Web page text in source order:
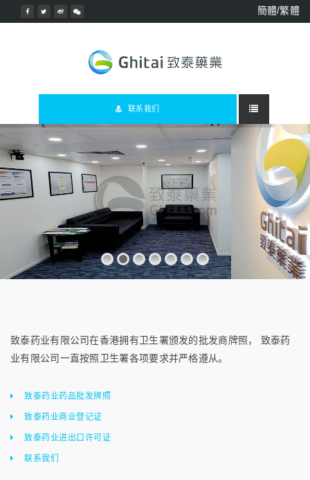
簡體/繁體
联系我们
致泰药业有限公司在香港拥有卫生署颁发的批发商牌照， 致泰药
业有限公司一直按照卫生署各项要求并严格遵从。
致泰药业药品批发牌照
致泰药业商业登记证
致泰药业进出口许可证
联系我们